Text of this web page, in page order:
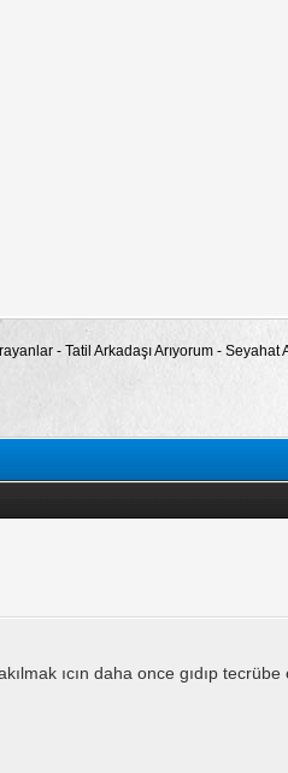
- Tatil Arkadaşı Arıyorum -
ıcın daha once gıdıp